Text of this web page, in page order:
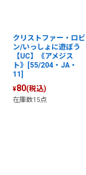
クリストファー・ロビ
ン/いっしょに遊ぼう
【UC】《アメジス
ト》[55/204・JA・
11]
¥80(税込)
在庫数15点